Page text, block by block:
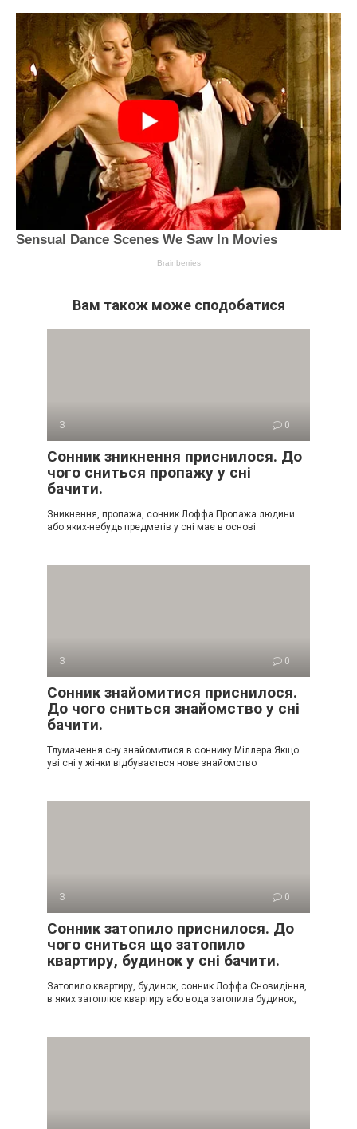
Вам також може сподобатися
З 0
Сонник зникнення приснилося. До
чого сниться пропажу у сні
бачити.
Зникнення, пропажа, сонник Лоффа Пропажа людини
або яких-небудь предметів у сні має в основі
З 0
Сонник знайомитися приснилося.
До чого сниться знайомство у сні
бачити.
Тлумачення сну знайомитися в соннику Міллера Якщо
уві сні у жінки відбувається нове знайомство
З 0
Сонник затопило приснилося. До
чого сниться що затопило
квартиру, будинок у сні бачити.
Затопило квартиру, будинок, сонник Лоффа Сновидіння,
в яких затоплює квартиру або вода затопила будинок,